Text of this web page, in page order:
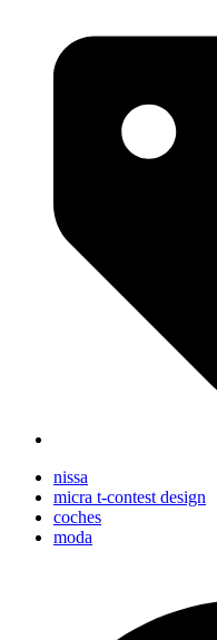
nissa
micra t-contest design
coches
moda